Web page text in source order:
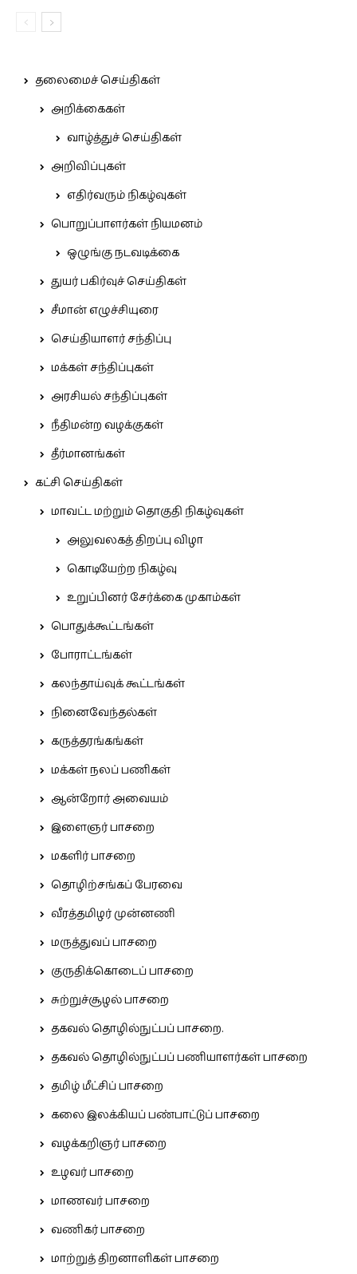
தலைமைச் செய்திகள்
அறிக்கைகள்
வாழ்த்துச் செய்திகள்
அறிவிப்புகள்
எதிர்வரும் நிகழ்வுகள்
பொறுப்பாளர்கள் நியமனம்
ஒழுங்கு நடவடிக்கை
துயர் பகிர்வுச் செய்திகள்
சீமான் எழுச்சியுரை
செய்தியாளர் சந்திப்பு
மக்கள் சந்திப்புகள்
அரசியல் சந்திப்புகள்
நீதிமன்ற வழக்குகள்
தீர்மானங்கள்
கட்சி செய்திகள்
மாவட்ட மற்றும் தொகுதி நிகழ்வுகள்
அலுவலகத் திறப்பு விழா
கொடியேற்ற நிகழ்வு
உறுப்பினர் சேர்க்கை முகாம்கள்
பொதுக்கூட்டங்கள்
போராட்டங்கள்
கலந்தாய்வுக் கூட்டங்கள்
நினைவேந்தல்கள்
கருத்தரங்கங்கள்
மக்கள் நலப் பணிகள்
ஆன்றோர் அவையம்
இளைஞர் பாசறை
மகளிர் பாசறை
தொழிற்சங்கப் பேரவை
வீரத்தமிழர் முன்னணி
மருத்துவப் பாசறை
குருதிக்கொடைப் பாசறை
சுற்றுச்சூழல் பாசறை
தகவல் தொழில்நுட்பப் பாசறை.
தகவல் தொழில்நுட்பப் பணியாளர்கள் பாசறை
தமிழ் மீட்சிப் பாசறை
கலை இலக்கியப் பண்பாட்டுப் பாசறை
வழக்கறிஞர் பாசறை
உழவர் பாசறை
மாணவர் பாசறை
வணிகர் பாசறை
மாற்றுத் திறனாளிகள் பாசறை